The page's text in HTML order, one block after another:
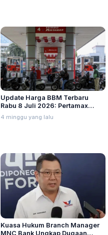
Update Harga BBM Terbaru
Rabu 8 Juli 2026: Pertamax
Turbo, Dexlite, dan Pertamina
Dex Turun
4 minggu yang lalu
Kuasa Hukum Branch Manager
MNC Bank Ungkap Dugaan